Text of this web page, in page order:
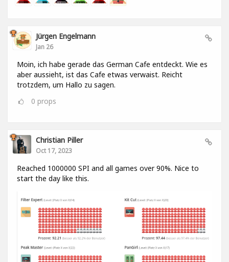
Jürgen Engelmann
Jan 26
Moin, ich habe gerade das German Cafe entdeckt. Wie es
aber aussieht, ist das Cafe etwas verwaist. Reicht
trotzdem, um Hallo zu sagen.
0 props
Christian Piller
Oct 17, 2023
Reached 1000000 SPI and all games over 90%. Nice to
start the day like this.